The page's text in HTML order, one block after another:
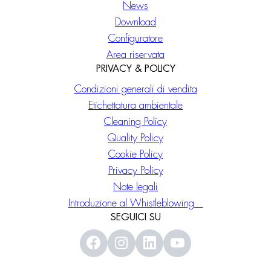
News
Download
Configuratore
Area riservata
PRIVACY & POLICY
Condizioni generali di vendita
Etichettatura ambientale
Cleaning Policy
Quality Policy
Cookie Policy
Privacy Policy
Note legali
Introduzione al Whistleblowing
SEGUICI SU